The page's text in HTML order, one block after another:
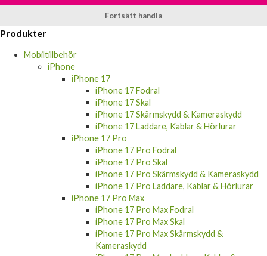
Fortsätt handla
Produkter
Mobiltillbehör
iPhone
iPhone 17
iPhone 17 Fodral
iPhone 17 Skal
iPhone 17 Skärmskydd & Kameraskydd
iPhone 17 Laddare, Kablar & Hörlurar
iPhone 17 Pro
iPhone 17 Pro Fodral
iPhone 17 Pro Skal
iPhone 17 Pro Skärmskydd & Kameraskydd
iPhone 17 Pro Laddare, Kablar & Hörlurar
iPhone 17 Pro Max
iPhone 17 Pro Max Fodral
iPhone 17 Pro Max Skal
iPhone 17 Pro Max Skärmskydd &
Kameraskydd